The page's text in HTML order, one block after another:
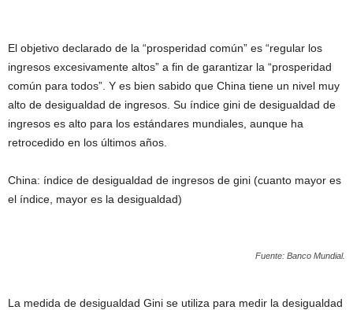
El objetivo declarado de la “prosperidad común” es “regular los
ingresos excesivamente altos” a fin de garantizar la “prosperidad
común para todos”. Y es bien sabido que China tiene un nivel muy
alto de desigualdad de ingresos. Su índice gini de desigualdad de
ingresos es alto para los estándares mundiales, aunque ha
retrocedido en los últimos años.
China: índice de desigualdad de ingresos de gini (cuanto mayor es
el índice, mayor es la desigualdad)
Fuente: Banco Mundial.
La medida de desigualdad Gini se utiliza para medir la desigualdad